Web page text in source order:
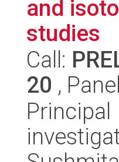
and
studies
Call:
20 ,
Principal